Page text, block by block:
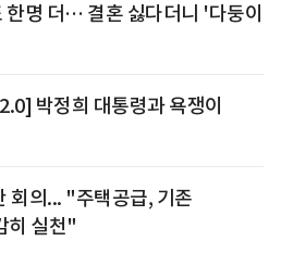
명 더… 결혼 싫다더니 '다둥이
박정희 대통령과 욕쟁이
회의... "주택공급, 기존
히 실천"